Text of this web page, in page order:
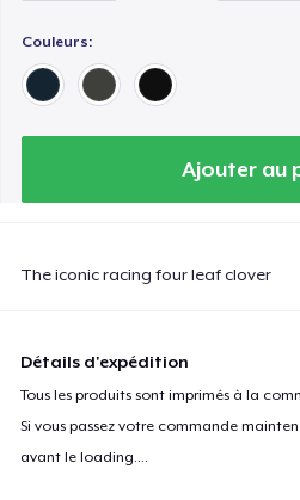
Couleurs:
Ajouter au
The iconic racing four leaf clover
Détails d'expédition
Tous les produits sont imprimés à la
Si vous passez votre commande
avant leloading....